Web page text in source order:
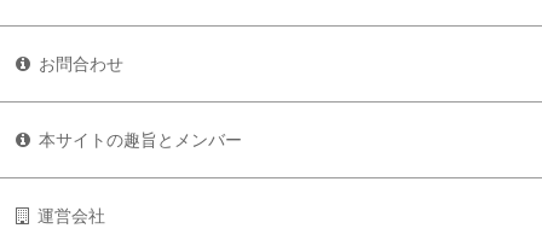
お問合わせ
本サイトの趣旨とメンバー
運営会社